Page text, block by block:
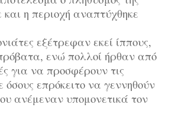
και η περιοχή αναπτύχθηκε
εξέτρεφαν εκεί ίππους,
ενώ πολλοί ήρθαν από
για να προσφέρουν τις
όσους επρόκειτο να γεννηθούν
ανέμεναν υπομονετικά τον